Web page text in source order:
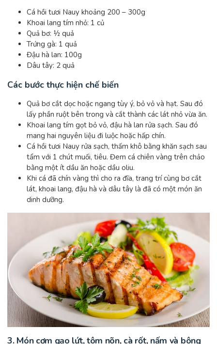
Cá hồi tươi Nauy khoảng 200 – 300g
Khoai lang tím nhỏ: 1 củ
Quả bơ: ½ quả
Trứng gà: 1 quả
Đậu hà lan: 100g
Dâu tây: 2 quả
Các bước thực hiện chế biến
Quả bơ cắt dọc hoặc ngang tùy ý, bỏ vỏ và hạt. Sau đó
lấy phần ruột bên trong và cắt thành các lát nhỏ vừa ăn.
Khoai lang tím gọt bỏ vỏ, đậu hà lan rửa sạch. Sau đó
mang hai nguyên liệu đi luộc hoặc hấp chín.
Cá hồi tươi Nauy rửa sạch, thấm khô bằng khăn sạch sau
tẩm với 1 chút muối, tiêu. Đem cá chiên vàng trên chảo
bằng một ít dầu ăn hoặc dầu oliu.
Khi cá đã chín vàng thì cho ra đĩa, trang trí cùng bơ cắt
lát, khoai lang, đậu hà và dâu tây là đã có một món ăn
dinh dưỡng.
3. Món cơm gạo lứt, tôm nõn, cà rốt, nấm và bông